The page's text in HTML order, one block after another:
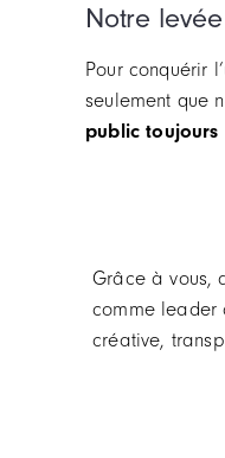
Notre
Pour conquérir
seulement que
public toujours
Grâce à vous,
comme leader
créative,